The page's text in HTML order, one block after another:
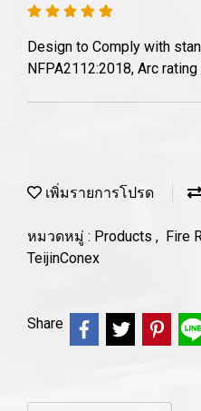
Design to Comply with
NFPA2112:2018, Arc
เพิ่มรายการโปรด
หมวดหมู่ : Products , Fire
TeijinConex
Share